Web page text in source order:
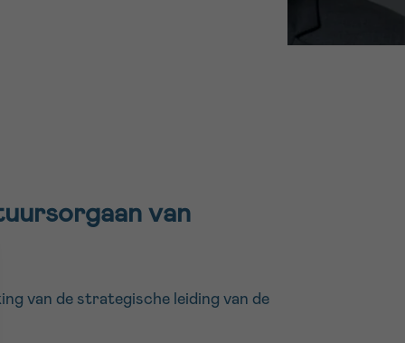
van
van de strategische leiding van de